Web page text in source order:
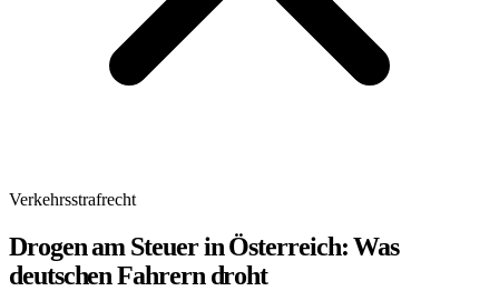
Verkehrsstrafrecht
Drogen am Steuer in Österreich: Was
deutschen Fahrern droht